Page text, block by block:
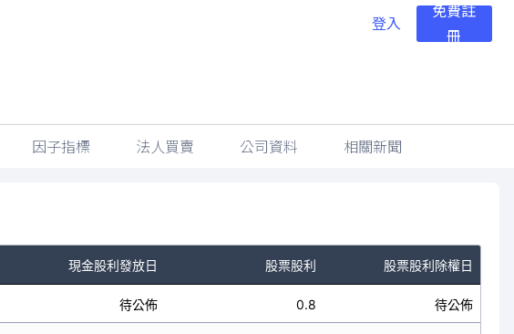
登入
免費註
冊
因子指標 法人買賣 公司資料 相關新聞
現金股利發放日 股票股利 股票股利除權日
待公佈 0.8 待公佈